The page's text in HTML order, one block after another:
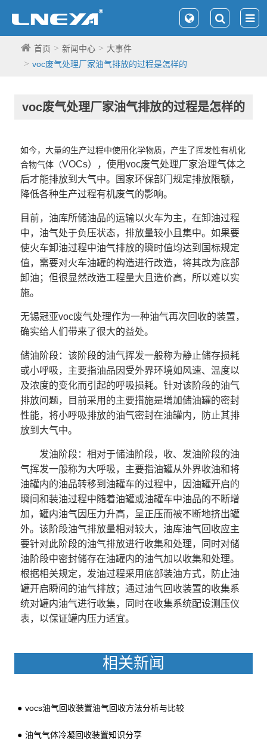
首页 新闻中心
大事件
voc废气处理厂家油气排放的过程是怎样的
voc废气处理厂家油气排放的过程是怎样的
如今，大量的生产过程中使用化学物质，产生了挥发性有机化
合物气体（VOCs），使用voc废气处理厂家治理气体之
后才能排放到大气中。国家环保部门规定排放限额，
降低各种生产过程有机废气的影响。
目前，油库所储油品的运输以火车为主，在卸油过程
中，油气处于负压状态，排放量较小且集中。如果要
使火车卸油过程中油气排放的瞬时值均达到国标规定
值，需要对火车油罐的构造进行改造，将其改为底部
卸油；但很显然改造工程量大且造价高，所以难以实
施。
无锡冠亚voc废气处理作为一种油气再次回收的装置，
确实给人们带来了很大的益处。
储油阶段：该阶段的油气挥发一般称为静止储存损耗
或小呼吸，主要指油品因受外界环境如风速、温度以
及浓度的变化而引起的呼吸损耗。针对该阶段的油气
排放问题，目前采用的主要措施是增加储油罐的密封
性能，将小呼吸排放的油气密封在油罐内，防止其排
放到大气中。
发油阶段：相对于储油阶段，收、发油阶段的油
气挥发一般称为大呼吸，主要指油罐从外界收油和将
油罐内的油品转移到油罐车的过程中，因油罐开启的
瞬间和装油过程中随着油罐或油罐车中油品的不断增
加，罐内油气因压力升高，呈正压而被不断地挤出罐
外。该阶段油气排放量相对较大，油库油气回收应主
要针对此阶段的油气排放进行收集和处理，同时对储
油阶段中密封储存在油罐内的油气加以收集和处理。
根据相关规定，发油过程采用底部装油方式，防止油
罐开启瞬间的油气排放；通过油气回收装置的收集系
统对罐内油气进行收集，同时在收集系统配设测压仪
表，以保证罐内压力适宜。
相关新闻
vocs油气回收装置油气回收方法分析与比较
油气气体冷凝回收装置知识分享